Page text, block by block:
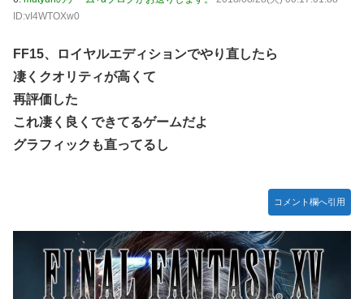
ID:vI4WTOXw0
FF15、ロイヤルエディションでやり直したら
凄くクオリティが高くて
再評価した
これ凄く良くできてるゲームだよ
グラフィックも直ってるし
コメント欄へ引用